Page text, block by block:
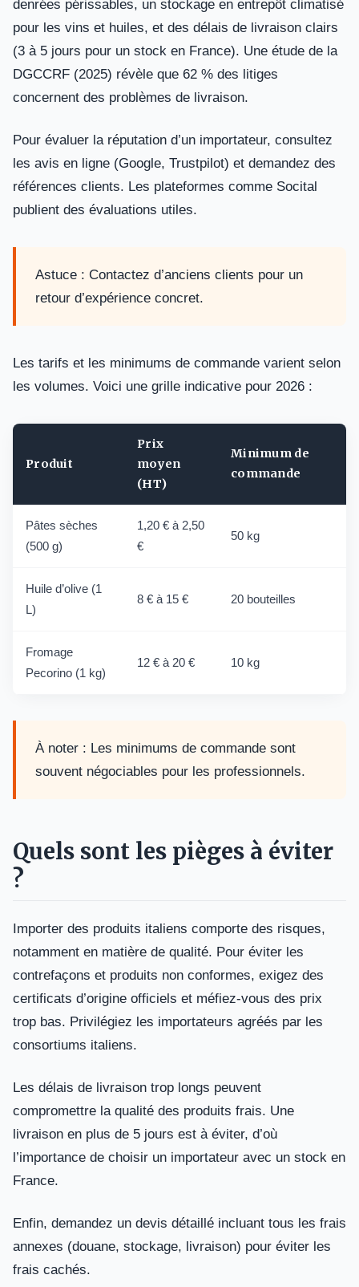
denrées périssables, un stockage en entrepôt climatisé
pour les vins et huiles, et des délais de livraison clairs
(3 à 5 jours pour un stock en France). Une étude de la
DGCCRF (2025) révèle que 62 % des litiges
concernent des problèmes de livraison.
Pour évaluer la réputation d’un importateur, consultez
les avis en ligne (Google, Trustpilot) et demandez des
références clients. Les plateformes comme Socital
publient des évaluations utiles.
Astuce : Contactez d’anciens clients pour un
retour d’expérience concret.
Les tarifs et les minimums de commande varient selon
les volumes. Voici une grille indicative pour 2026 :
Produit
Prix
moyen
(HT)
Minimum de
commande
Pâtes sèches
(500 g)
1,20 € à 2,50
€
50 kg
Huile d’olive (1
L)
8 € à 15 € 20 bouteilles
Fromage
Pecorino (1 kg)
12 € à 20 € 10 kg
À noter : Les minimums de commande sont
souvent négociables pour les professionnels.
Quels sont les pièges à éviter
?
Importer des produits italiens comporte des risques,
notamment en matière de qualité. Pour éviter les
contrefaçons et produits non conformes, exigez des
certificats d’origine officiels et méfiez-vous des prix
trop bas. Privilégiez les importateurs agréés par les
consortiums italiens.
Les délais de livraison trop longs peuvent
compromettre la qualité des produits frais. Une
livraison en plus de 5 jours est à éviter, d’où
l’importance de choisir un importateur avec un stock en
France.
Enfin, demandez un devis détaillé incluant tous les frais
annexes (douane, stockage, livraison) pour éviter les
frais cachés.